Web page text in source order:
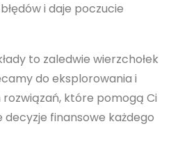
i daje poczucie
to zaledwie wierzchołek
do eksplorowania i
które pomogą Ci
finansowe każdego